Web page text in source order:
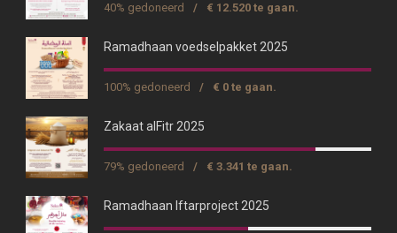
40% gedoneerd / € 12.520 te gaan.
Ramadhaan voedselpakket 2025
100% gedoneerd / € 0 te gaan.
Zakaat alFitr 2025
79% gedoneerd / € 3.341 te gaan.
Ramadhaan Iftarproject 2025